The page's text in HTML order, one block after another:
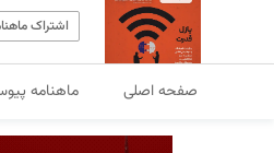
اشتراک
صفحه اصلی ماهنامه